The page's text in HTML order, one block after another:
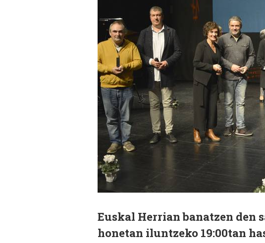
Euskal Herrian banatzen den
honetan iluntzeko 19:00tan